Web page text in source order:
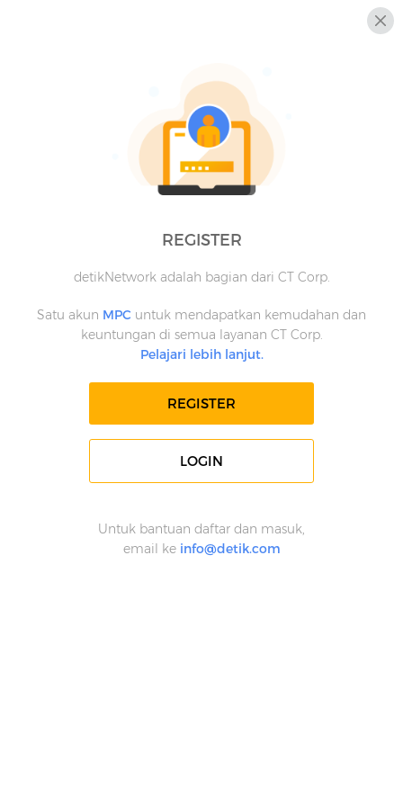
REGISTER
detikNetwork adalah bagian dari CT Corp.
Satu akun MPC untuk mendapatkan kemudahan dan
keuntungan di semua layanan CT Corp.
Pelajari lebih lanjut.
REGISTER
LOGIN
Untuk bantuan daftar dan masuk,
email ke info@detik.com